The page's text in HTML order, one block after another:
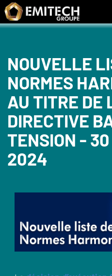
Panneau de gestion des
NOUVELLE
NORMES
AU TITRE DE
DIRECTIVE
TENSION - 30
2024